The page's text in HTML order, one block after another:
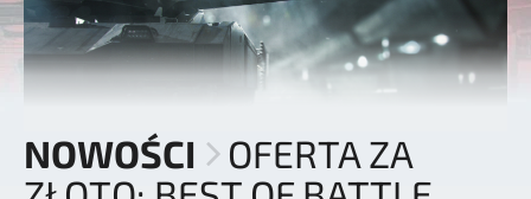
NOWOŚCI
OFERTA ZA